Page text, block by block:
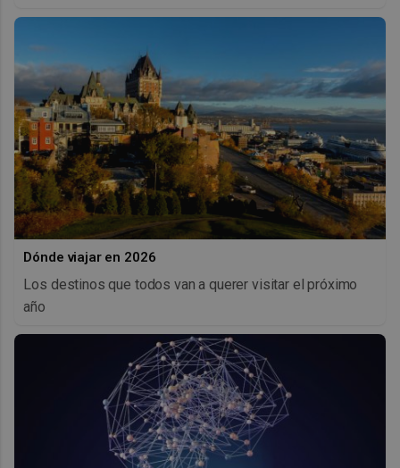
Dónde viajar en 2026
Los destinos que todos van a querer visitar el próximo
año